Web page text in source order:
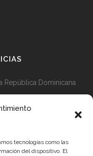
tecnologías como las
del dispositivo. El
República Dominicana
+ Visita Feria
2024